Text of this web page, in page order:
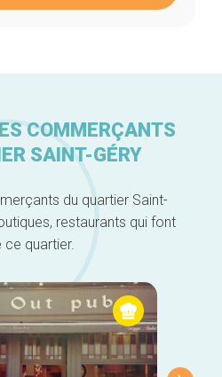
adresses
Blog
A propos
COMMERÇANTS
SAINT-GÉRY
du quartier Saint-
restaurants qui font
ce quartier.